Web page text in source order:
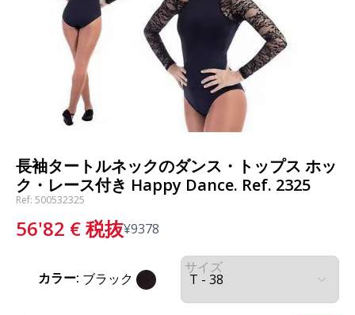
長袖タートルネックのダンス・トップス ホッ
ク・レース付き Happy Dance. Ref. 2325
Ref: 500532325
56'82 €税抜¥9378
カラー: ブラック
サイズ